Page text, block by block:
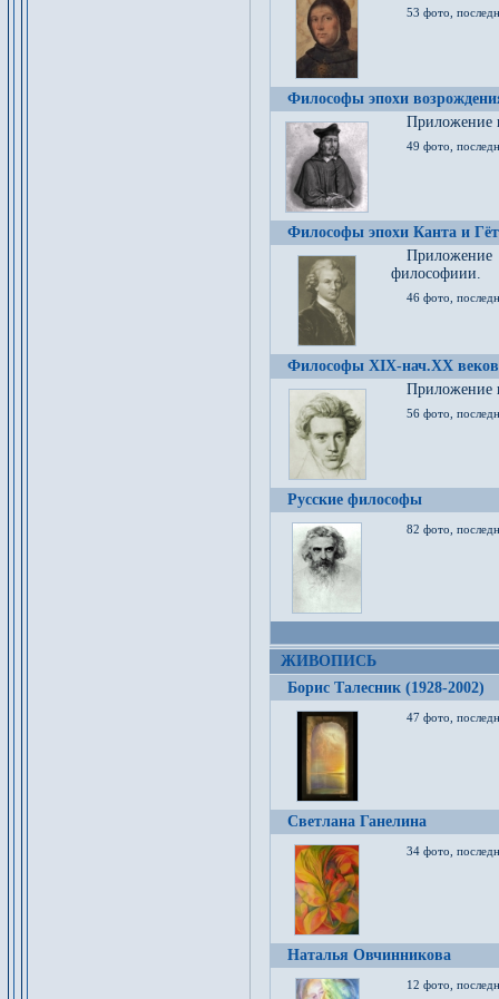
53 фото,
Философы эпохи
Приложение
49 фото,
Философы эпохи Канта и
философиии.
46 фото,
Философы XIX-нач.XX веков
Приложение
56 фото,
Русские философы
82 фото,
ЖИВОПИСЬ
Борис Талесник (1928-2002)
47 фото,
Светлана Ганелина
34 фото,
Наталья Овчинникова
12 фото,